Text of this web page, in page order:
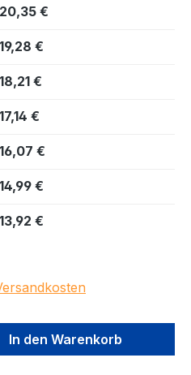
20,35 €
19,28 €
18,21 €
17,14 €
16,07 €
14,99 €
13,92 €
den
In den Warenkorb